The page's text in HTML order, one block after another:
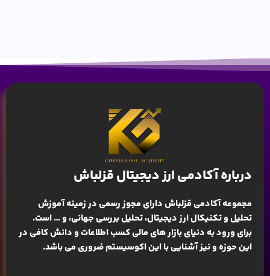
درباره آکادمی ارز دیجیتال قزلباش
مجموعه آکادمی قزلباش دارای مجوز رسمی در زمینهآموزش
تحلیل و تکنیکال ارز دیجیتال، تحلیل بررسی جهانی، و … است.
برای ورود به دنیای بازار های مالی کسب اطلاعات و دانش کافی در
این حوزه و نیز آشنایی با این اکوسیستم ضروری می باشد.